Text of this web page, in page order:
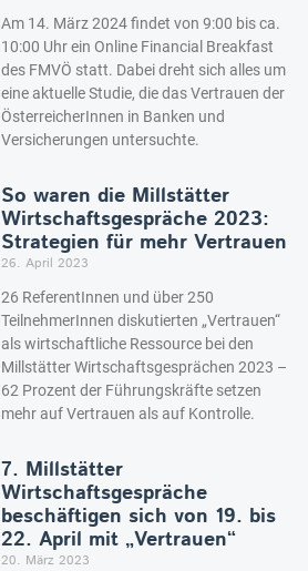
Am 14. März 2024 findet von 9:00 bis ca.
10:00 Uhr ein Online Financial Breakfast
des FMVÖ statt. Dabei dreht sich alles um
eine aktuelle Studie, die das Vertrauen der
ÖsterreicherInnen in Banken und
Versicherungen untersuchte.
So waren die Millstätter
Wirtschaftsgespräche 2023:
Strategien für mehr Vertrauen
26. April 2023
26 ReferentInnen und über 250
TeilnehmerInnen diskutierten „Vertrauen“
als wirtschaftliche Ressource bei den
Millstätter Wirtschaftsgesprächen 2023 –
62 Prozent der Führungskräfte setzen
mehr auf Vertrauen als auf Kontrolle.
7. Millstätter
Wirtschaftsgespräche
beschäftigen sich von 19. bis
22. April mit „Vertrauen“
20. März 2023